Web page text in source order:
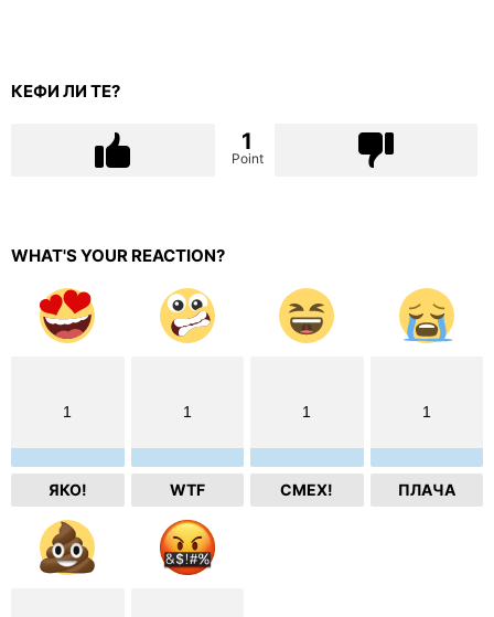
КЕФИ ЛИ ТЕ?
1
Point
WHAT'S YOUR REACTION?
1
ЯКО!
1
WTF
1
СМЕХ!
1
ПЛАЧА